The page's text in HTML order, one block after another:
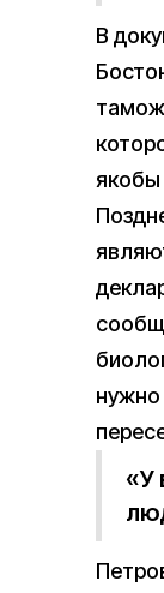
В
якобы
«У